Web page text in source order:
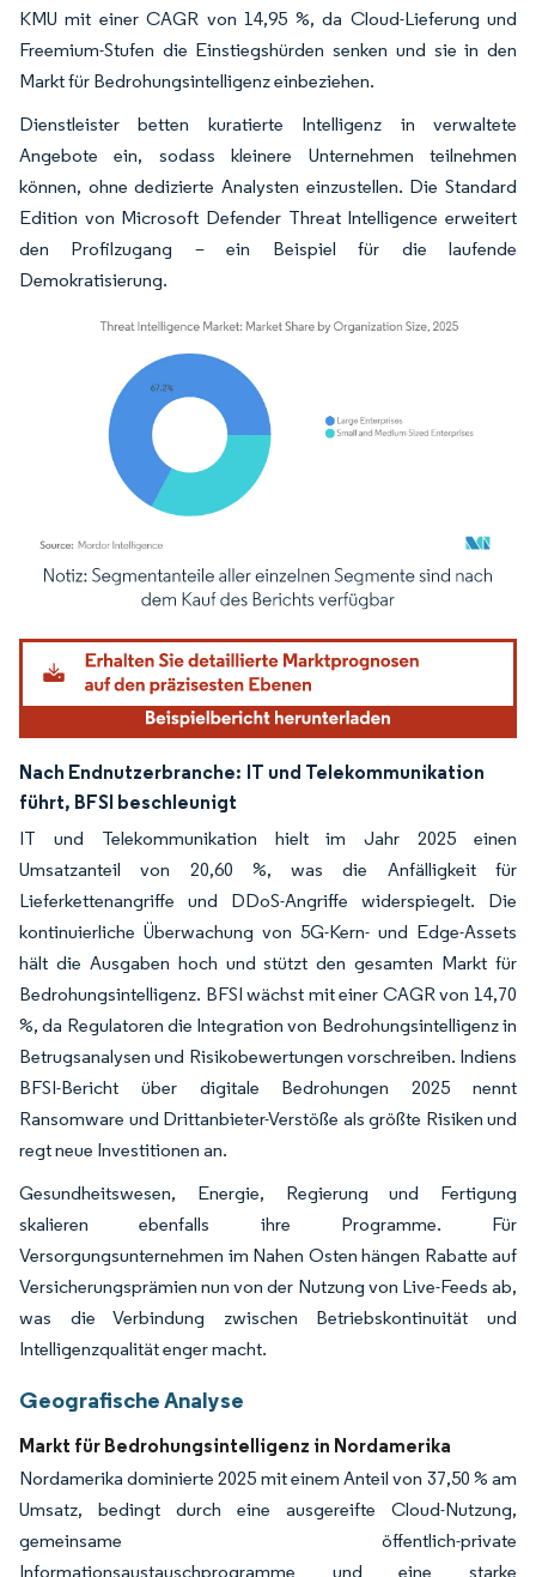
KMU mit einer CAGR von 14,95 %, da Cloud-Lieferung und
Freemium-Stufen die Einstiegshürden senken und sie in den
Markt für Bedrohungsintelligenz einbeziehen.
Dienstleister betten kuratierte Intelligenz in verwaltete
Angebote ein, sodass kleinere Unternehmen teilnehmen
können, ohne dedizierte Analysten einzustellen. Die Standard
Edition von Microsoft Defender Threat Intelligence erweitert
den Profilzugang – ein Beispiel für die laufende
Demokratisierung.
Bild © Mordor Intelligence. Wiederverwendung erfordert Namensnennung
Nach Endnutzerbranche: IT und Telekommunikation
führt, BFSI beschleunigt
IT und Telekommunikation hielt im Jahr 2025 einen
Umsatzanteil von 20,60 %, was die Anfälligkeit für
Lieferkettenangriffe und DDoS-Angriffe widerspiegelt. Die
kontinuierliche Überwachung von 5G-Kern- und Edge-Assets
hält die Ausgaben hoch und stützt den gesamten Markt für
Bedrohungsintelligenz. BFSI wächst mit einer CAGR von 14,70
%, da Regulatoren die Integration von Bedrohungsintelligenz in
Betrugsanalysen und Risikobewertungen vorschreiben. Indiens
BFSI-Bericht über digitale Bedrohungen 2025 nennt
Ransomware und Drittanbieter-Verstöße als größte Risiken und
regt neue Investitionen an.
Gesundheitswesen, Energie, Regierung und Fertigung
skalieren ebenfalls ihre Programme. Für
Versorgungsunternehmen im Nahen Osten hängen Rabatte auf
Versicherungsprämien nun von der Nutzung von Live-Feeds ab,
was die Verbindung zwischen Betriebskontinuität und
Intelligenzqualität enger macht.
Geografische Analyse
Markt für Bedrohungsintelligenz in Nordamerika
Nordamerika dominierte 2025 mit einem Anteil von 37,50 % am
Umsatz, bedingt durch eine ausgereifte Cloud-Nutzung,
gemeinsame öffentlich-private
Informationsaustauschprogramme und eine starke